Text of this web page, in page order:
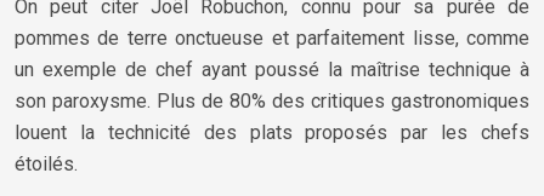
On peut citer Joël Robuchon, connu pour sa purée de
pommes de terre onctueuse et parfaitement lisse, comme
un exemple de chef ayant poussé la maîtrise technique à
son paroxysme. Plus de 80% des critiques gastronomiques
louent la technicité des plats proposés par les chefs
étoilés.